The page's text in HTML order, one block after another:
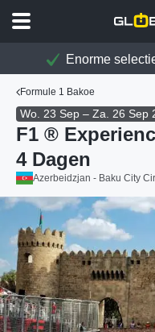
Enorme
Formule 1 Bakoe
Wo. 23 Sep – Za. 26 Sep
F1 ®
4 Dagen
Azerbeidzjan - Baku City